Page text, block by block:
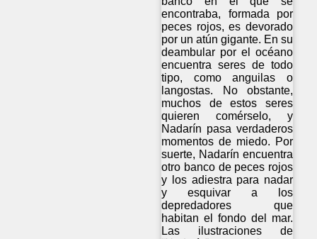
encontraba, formada por
peces rojos, es devorado
por un atún gigante. En su
deambular por el océano
encuentra seres de todo
tipo, como anguilas o
langostas. No obstante,
muchos de estos seres
quieren comérselo, y
Nadarín pasa verdaderos
momentos de miedo. Por
suerte, Nadarín encuentra
otro banco de peces rojos
y los adiestra para nadar
y esquivar a los
depredadores que
habitan el fondo del mar.
Las ilustraciones de